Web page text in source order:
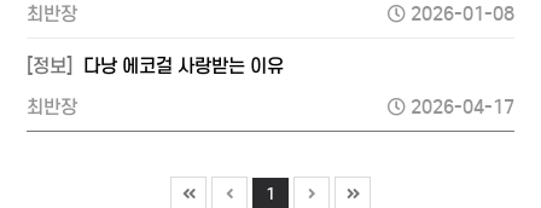
최반장
2026-01-08
[정보]
다낭 에코걸 사랑받는 이유
최반장
2026-04-17
1